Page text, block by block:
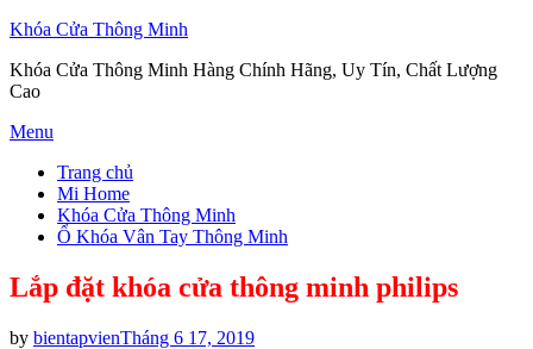
Khóa Cửa Thông Minh
Khóa Cửa Thông Minh Hàng Chính Hãng, Uy Tín, Chất Lượng
Cao
Skip
content
Menu
Trang chủ
Mi Home
Khóa Cửa Thông Minh
Ổ Khóa Vân Tay Thông Minh
Lắp đặt khóa cửa thông minh philips
by bientapvienPosted
Tháng 6 17, 2019